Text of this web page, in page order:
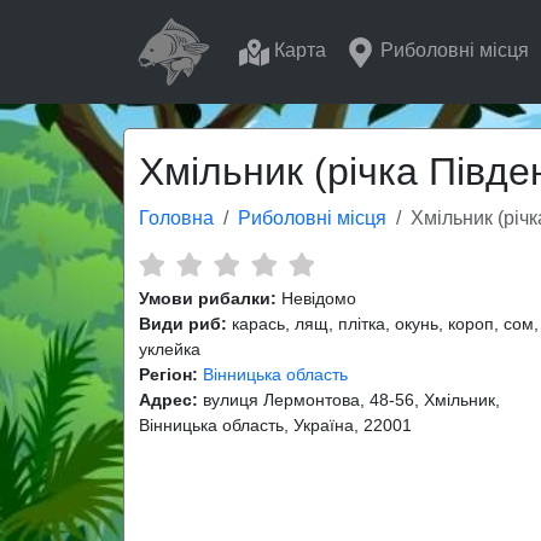
Карта Риболовні місця
Хмільник (річка
Головна Риболовні місця Хмільник
Умови рибалки: Невідомо
Види риб: карась, лящ, плітка, окунь, короп, сом,
уклейка
Регіон: Вінницька область
Адрес: вулиця Лермонтова, 48-56, Хмільник,
Вінницька область, Україна, 22001